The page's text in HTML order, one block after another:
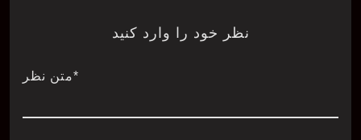
نظر خود را وارد کنید
*متن نظر